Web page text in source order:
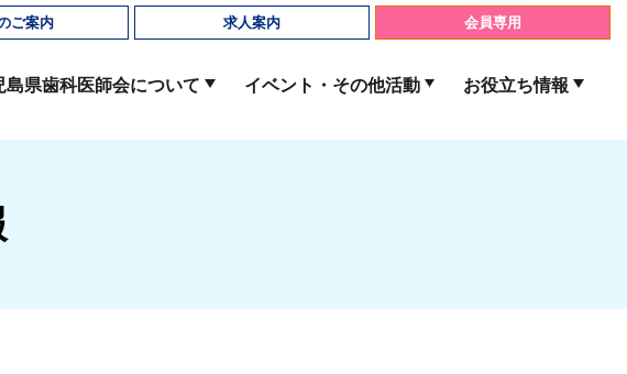
ご案内 求人案内 会員専用
島県歯科医師会について イベント・その他活動 お役立ち情報